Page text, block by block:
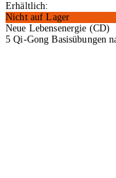
Erhältlich:
Nicht auf Lager
Neue Lebensenergie (CD)
5 Qi-Gong Basisübungen